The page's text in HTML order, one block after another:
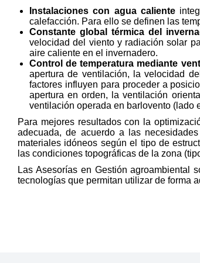
Instalaciones con agua caliente
calefacción. Para ello se definen las
Constante global térmica del
velocidad del viento y radiación solar
aire caliente en el invernadero.
Control de temperatura mediante
apertura de ventilación, la velocidad
factores influyen para proceder a
apertura en orden, la ventilación
ventilación operada en barlovento (lado
Para mejores resultados con la
adecuada, de acuerdo a las
materiales idóneos según el tipo de
las condiciones topográficas de la zona
Las Asesorías en Gestión agroambiental
tecnologías que permitan utilizar de forma